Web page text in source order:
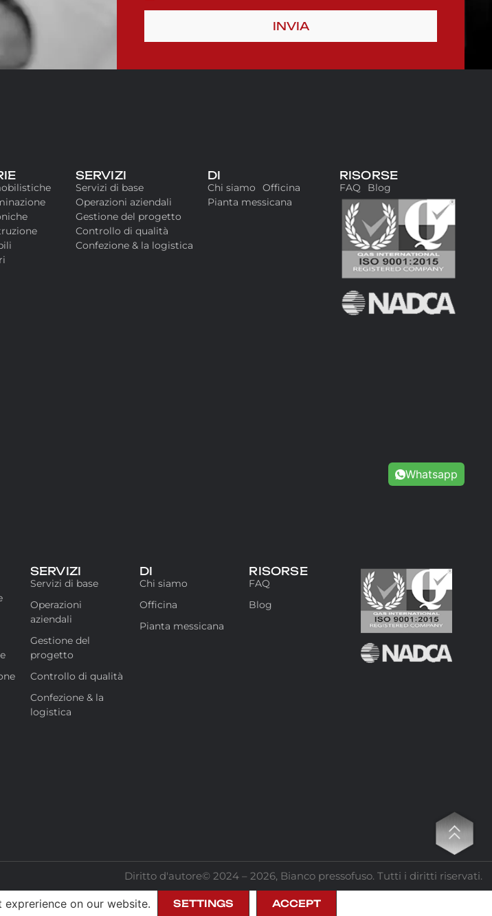
INVIA
SERVIZI
Servizi di base
Operazioni aziendali
Gestione del progetto
Controllo di qualità
Confezione & la logistica
DI
Chi siamo
Officina
Pianta messicana
RISORSE
FAQ Blog
SERVIZI
Servizi di base
Operazioni
aziendali
Gestione del
progetto
Controllo di qualità
Confezione & la
logistica
DI
Chi siamo
Officina
Pianta messicana
RISORSE
FAQ
Blog
Diritto d'autore© 2024 – 2026, Bianco pressofuso. Tutti i diritti riservati.
Whatsapp
on our website.